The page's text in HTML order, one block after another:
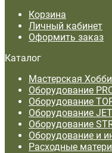
Корзина
Личный кабинет
Оформить заказ
Каталог
Мастерская
Оборудование
Оборудование
Оборудование JET
Оборудование
Оборудование и
Расходные